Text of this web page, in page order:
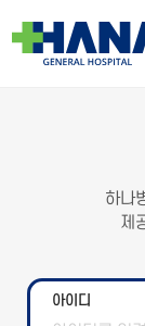
하나
제
아이디